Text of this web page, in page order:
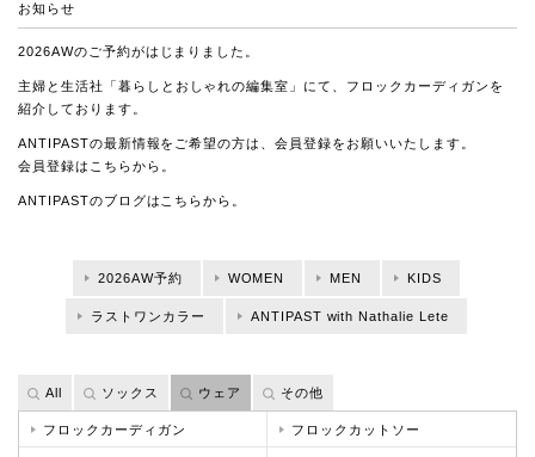
お知らせ
2026AWのご予約がはじまりました。
主婦と生活社「暮らしとおしゃれの編集室」にて、 フロックカーディガンを
紹介しております。
ANTIPASTの最新情報をご希望の方は、会員登録をお願いいたします。
会員登録は こちらから。
ANTIPASTのブログは こちらから。
All ソックス ウェア その他
2026AW予約 WOMEN MEN KIDS
ラストワンカラー ANTIPAST with Nathalie Lete
フロックカーディガン フロックカットソー